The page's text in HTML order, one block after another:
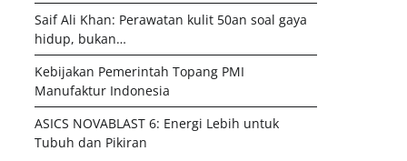
Saif Ali Khan: Perawatan kulit 50an soal gaya
hidup, bukan…
Kebijakan Pemerintah Topang PMI
Manufaktur Indonesia
ASICS NOVABLAST 6: Energi Lebih untuk
Tubuh dan Pikiran